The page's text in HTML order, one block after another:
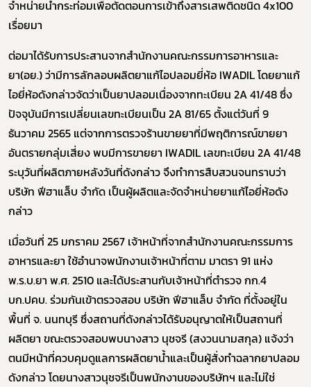
จำหน่ายน้ำกระท่อมเพื่อตัดตอนการเข้าถึงสารเสพติดชนิด 4x100
เรื่อยมา
ต่อมาได้รับการประสานจากสำนักงานคณะกรรมการอาหารและ
ยา(อย.) ว่ามีการลักลอบผลิตยาแก้ไอปลอมยี่ห้อ IWADIL โดยยาแก้
ไอยี่ห้อดังกล่าวจัดว่าเป็นยาปลอมเนื่องจากทะเบียน 2A 41/48 ซึ่ง
ปัจจุบันมีการเปลี่ยนเลขทะเบียนเป็น 2A 81/65 ตั้งแต่วันที่ 9
ธันวาคม 2565 แต่จากการตรวจร้านขายยาที่มีพฤติการณ์ขายยา
อันตรายกลุ่มเสี่ยง พบมีการขายยา IWADIL เลขทะเบียน 2A 41/48
ระบุวันที่ผลิตภายหลังวันที่ดังกล่าว จึงทำการสืบสวนจนทราบว่า
บริษัท ฟีฮาแล็บ จำกัด เป็นผู้ผลิตและจัดจำหน่ายยาแก้ไอยี่ห้อดัง
กล่าว
เมื่อวันที่ 25 มกราคม 2567 เจ้าหน้าที่จากสำนักงานคณะกรรมการ
อาหารและยา ใช้อำนาจพนักงานเจ้าหน้าที่ตาม มาตรา 91 แห่ง
พ.ร.บ.ยา พ.ศ. 2510 และได้ประสานกับเจ้าหน้าที่ตำรวจ กก.4
บก.ปคบ. ร่วมกันเข้าตรวจสอบ บริษัท ฟีฮาแล็บ จำกัด ที่ตั้งอยู่ใน
พื้นที่ จ. นนทบุรี ซึ่งสถานที่ดังกล่าวได้รับอนุญาตให้เป็นสถานที่
ผลิตยา ขณะตรวจสอบพบนางสาว นุชจรี (สงวนนามสกุล) แจ้งว่า
ตนมีหน้าที่ควบคุมดูแลการผลิตยาน้ำและเป็นผู้สั่งทำฉลากยาปลอม
ดังกล่าว โดยนางสาวนุชจรีเป็นพนักงานของบริษัทฯ และไม่ใช่